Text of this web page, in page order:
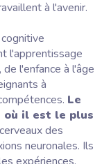
à l'avenir.
l'apprentissage
l'enfance à l'âge
à
Le
où il est le plus
des
neuronales. Ils